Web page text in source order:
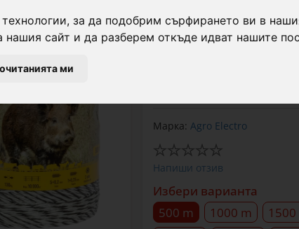
за да подобрим сърфирането ви в
сайт и да разберем откъде идват нашите
ми
Базов пакет за
енергизатор с мощност
Марка: Agro Electro
Напиши отзив
Избери варианта
500 m
1000 m 1500